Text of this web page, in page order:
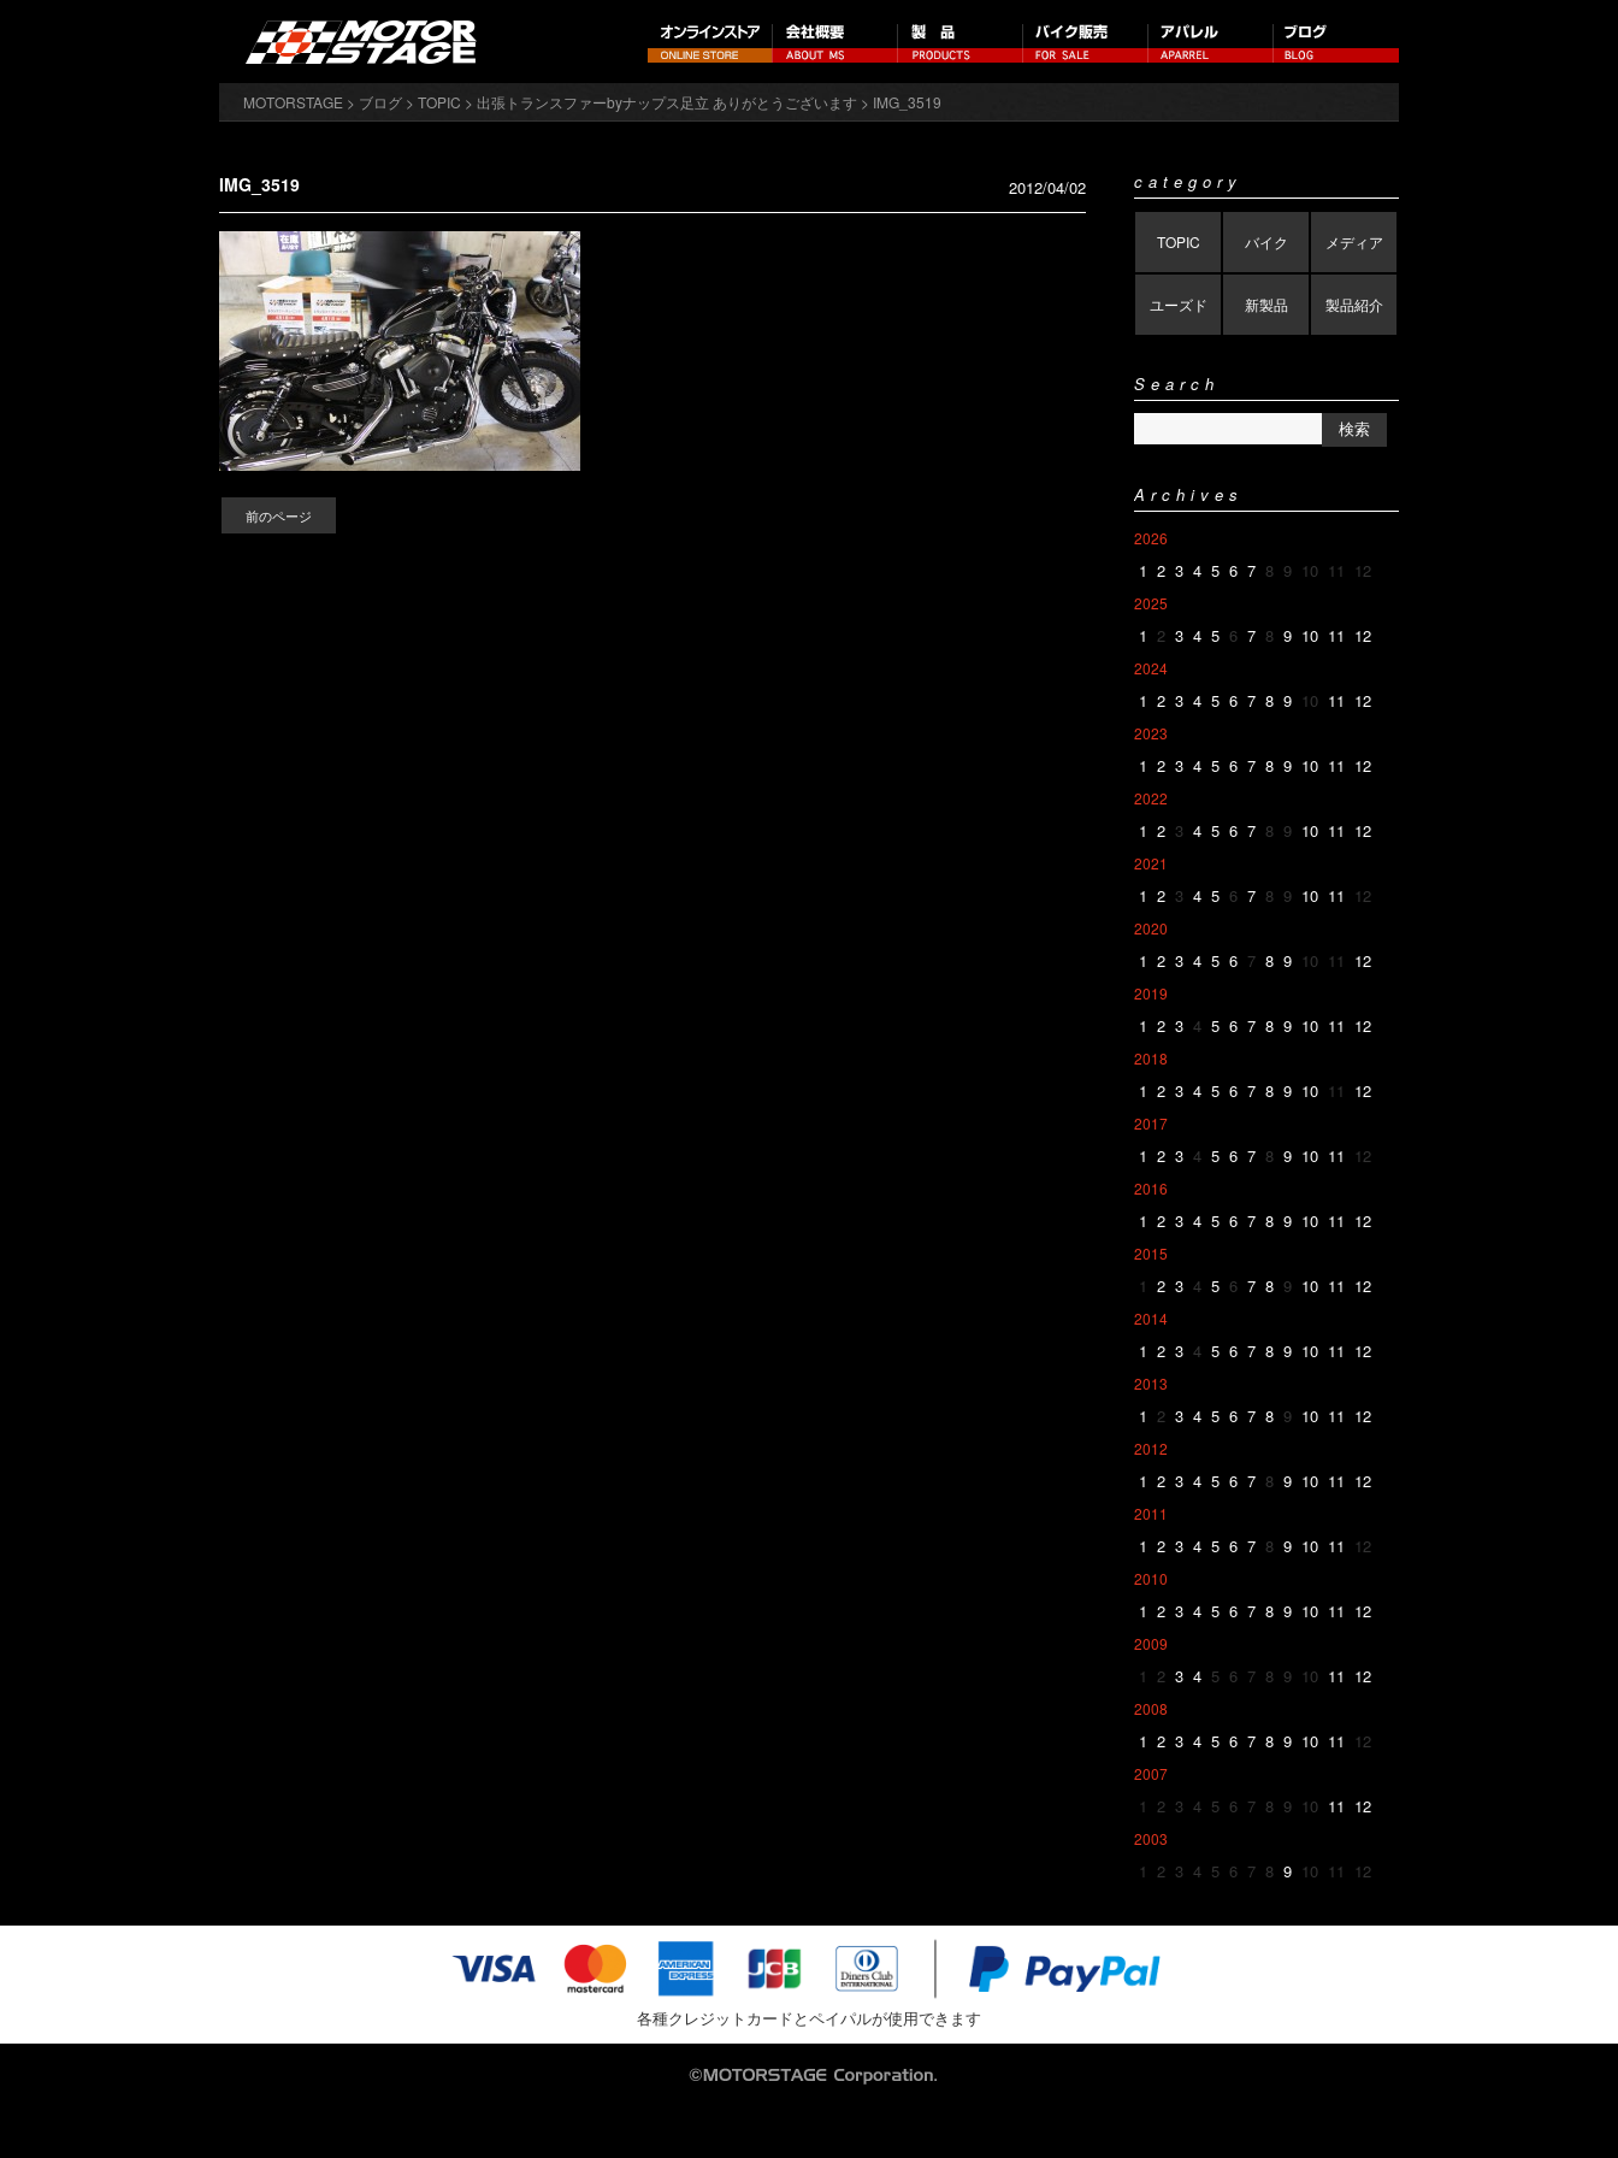
MOTORSTAGE > ブログ > TOPIC > 出張トランスファーbyナップス足立 ありがとうございます > IMG_3519
IMG_3519 2012/04/02
前のページ
category
TOPIC バイク メディア
ユーズド 新製品 製品紹介
Search
Archives
2026
1 2 3 4 5 6 7 8 9 10 11 12
2025
1 2 3 4 5 6 7 8 9 10 11 12
2024
1 2 3 4 5 6 7 8 9 10 11 12
2023
1 2 3 4 5 6 7 8 9 10 11 12
2022
1 2 3 4 5 6 7 8 9 10 11 12
2021
1 2 3 4 5 6 7 8 9 10 11 12
2020
1 2 3 4 5 6 7 8 9 10 11 12
2019
1 2 3 4 5 6 7 8 9 10 11 12
2018
1 2 3 4 5 6 7 8 9 10 11 12
2017
1 2 3 4 5 6 7 8 9 10 11 12
2016
1 2 3 4 5 6 7 8 9 10 11 12
2015
1 2 3 4 5 6 7 8 9 10 11 12
2014
1 2 3 4 5 6 7 8 9 10 11 12
2013
1 2 3 4 5 6 7 8 9 10 11 12
2012
1 2 3 4 5 6 7 8 9 10 11 12
2011
1 2 3 4 5 6 7 8 9 10 11 12
2010
1 2 3 4 5 6 7 8 9 10 11 12
2009
1 2 3 4 5 6 7 8 9 10 11 12
2008
1 2 3 4 5 6 7 8 9 10 11 12
2007
1 2 3 4 5 6 7 8 9 10 11 12
2003
1 2 3 4 5 6 7 8 9 10 11 12
各種クレジットカードとペイパルが使用できます